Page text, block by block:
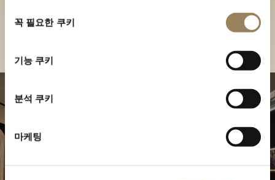
꼭 필요한 쿠키
기능 쿠키
분석 쿠키
마케팅